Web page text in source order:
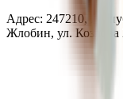
Адрес: 247210,
Жлобин, ул. Козлова